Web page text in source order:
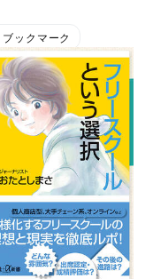
ブックマーク